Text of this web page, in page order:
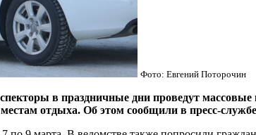
Фото: Евгений Поторочин
в праздничные дни проведут массовые
отдыха. Об этом сообщили в пресс-